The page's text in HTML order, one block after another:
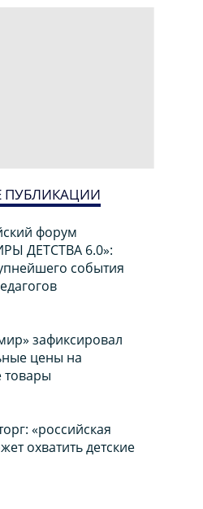
форум
ДЕТСТВА 6.0»:
события
зафиксировал
цены на
«российская
охватить детские